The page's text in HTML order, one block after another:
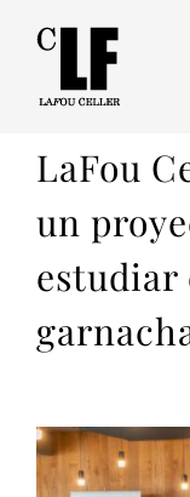
LaFou
un
estudiar